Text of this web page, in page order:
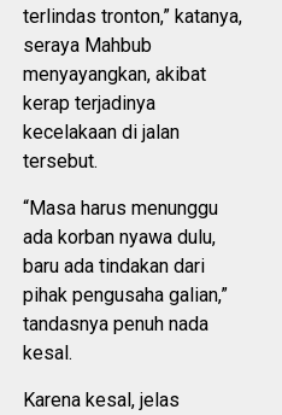
terlindas tronton,” katanya,
seraya Mahbub
menyayangkan, akibat
kerap terjadinya
kecelakaan di jalan
tersebut.
“Masa harus menunggu
ada korban nyawa dulu,
baru ada tindakan dari
pihak pengusaha galian,”
tandasnya penuh nada
kesal.
Karena kesal, jelas